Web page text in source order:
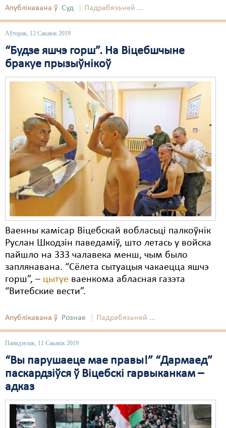
Апублікавана ў Суд Падрабязьней ...
Аўторак, 12 Сакавік 2019
“Будзе яшчэ горш”. На Віцебшчыне
бракуе прызыўнікоў
Ваенны камісар Віцебскай вобласьці палкоўнік
Руслан Шкодзін паведаміў, што летась у войска
пайшло на 333 чалавека менш, чым было
заплянавана. “Сёлета сытуацыя чакаецца яшчэ
горш”, – цытуе ваенкома абласная газэта
“Витебские вести”.
Апублікавана ў Рознае Падрабязьней ...
Панядзелак, 11 Сакавік 2019
“Вы парушаеце мае правы!” “Дармаед”
паскардзіўся ў Віцебскі гарвыканкам –
адказ